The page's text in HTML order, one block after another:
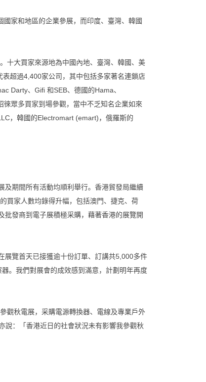
家和地區的企業參展，而印度、臺灣、韓國
十大買家來源地為中國內地、臺灣、韓國、美
超過4,400家公司，其中包括多家著名連鎖店
Darty、Gifi 和SEB、德國的Hama、
眾多買家到場參觀，當中不乏知名企業如來
，韓國的Electromart (emart)，俄羅斯的
期間所有活動均順利舉行。香港貿發局繼續
買家人數均錄得升幅，包括澳門、捷克、荷
發商到電子展積極采購，藉著香港的展覽開
展覽首天已接獲逾十份訂單、訂講共5,000多件
。我們對展會的成效感到滿意，計劃明年再度
觀秋電展，采購電源轉換器、電線及專業戶外
：「香港近日的社會狀況未有影響我參觀秋